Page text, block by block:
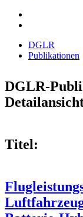
DGLR
Publikationen
DGLR-
Titel: